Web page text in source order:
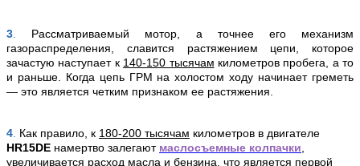
3
Рассматриваемый мотор, а точнее его механизм
газораспределения, славится растяжением цепи, которое
зачастую наступает к 140-150 тысячам километров пробега, а то
и раньше. Когда цепь ГРМ на холостом ходу начинает греметь
— это является четким признаком ее растяжения.
4 Как правило, к 180-200 тысячам километров в двигателе
HR15DE намертво залегают маслосъемные колпачки
увеличивается расход масла и бензина, что является первой